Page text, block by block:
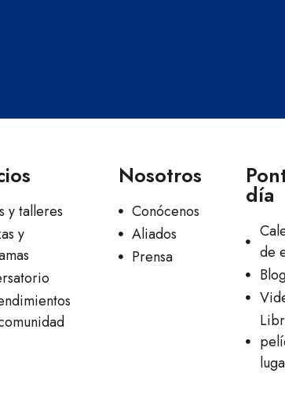
y talleres
y
Nosotros
Conócenos
Aliados
Prensa
día
de